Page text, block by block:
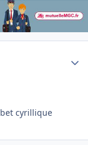
cyrillique